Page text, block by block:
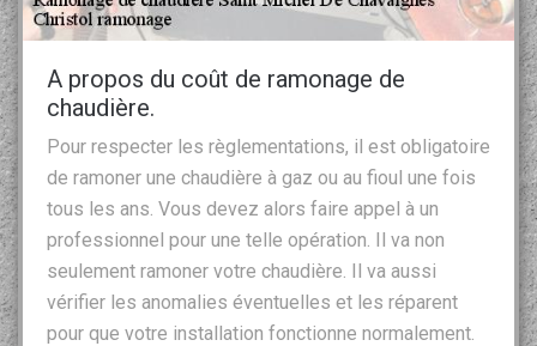
A propos du coût de ramonage de
chaudière.
Pour respecter les règlementations, il est obligatoire
de ramoner une chaudière à gaz ou au fioul une fois
tous les ans. Vous devez alors faire appel à un
professionnel pour une telle opération. Il va non
seulement ramoner votre chaudière. Il va aussi
vérifier les anomalies éventuelles et les réparent
pour que votre installation fonctionne normalement.